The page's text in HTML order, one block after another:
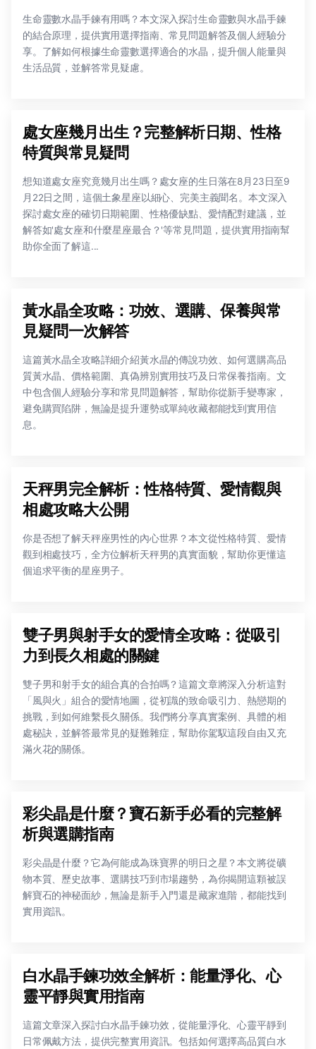
生命靈數水晶手鍊有用嗎？本文深入探討生命靈數與水晶手鍊
的結合原理，提供實用選擇指南、常見問題解答及個人經驗分
享。了解如何根據生命靈數選擇適合的水晶，提升個人能量與
生活品質，並解答常見疑慮。
處女座幾月出生？完整解析日期、性格
特質與常見疑問
想知道處女座究竟幾月出生嗎？處女座的生日落在8月23日至9
月22日之間，這個土象星座以細心、完美主義聞名。本文深入
探討處女座的確切日期範圍、性格優缺點、愛情配對建議，並
解答如'處女座和什麼星座最合？'等常見問題，提供實用指南幫
助你全面了解這...
黃水晶全攻略：功效、選購、保養與常
見疑問一次解答
這篇黃水晶全攻略詳細介紹黃水晶的傳說功效、如何選購高品
質黃水晶、價格範圍、真偽辨別實用技巧及日常保養指南。文
中包含個人經驗分享和常見問題解答，幫助你從新手變專家，
避免購買陷阱，無論是提升運勢或單純收藏都能找到實用信
息。
天秤男完全解析：性格特質、愛情觀與
相處攻略大公開
你是否想了解天秤座男性的內心世界？本文從性格特質、愛情
觀到相處技巧，全方位解析天秤男的真實面貌，幫助你更懂這
個追求平衡的星座男子。
雙子男與射手女的愛情全攻略：從吸引
力到長久相處的關鍵
雙子男和射手女的組合真的合拍嗎？這篇文章將深入分析這對
「風與火」組合的愛情地圖，從初識的致命吸引力、熱戀期的
挑戰，到如何維繫長久關係。我們將分享真實案例、具體的相
處秘訣，並解答最常見的疑難雜症，幫助你駕馭這段自由又充
滿火花的關係。
彩尖晶是什麼？寶石新手必看的完整解
析與選購指南
彩尖晶是什麼？它為何能成為珠寶界的明日之星？本文將從礦
物本質、歷史故事、選購技巧到市場趨勢，為你揭開這顆被誤
解寶石的神秘面紗，無論是新手入門還是藏家進階，都能找到
實用資訊。
白水晶手鍊功效全解析：能量淨化、心
靈平靜與實用指南
這篇文章深入探討白水晶手鍊功效，從能量淨化、心靈平靜到
日常佩戴方法，提供完整實用資訊。包括如何選擇高品質白水